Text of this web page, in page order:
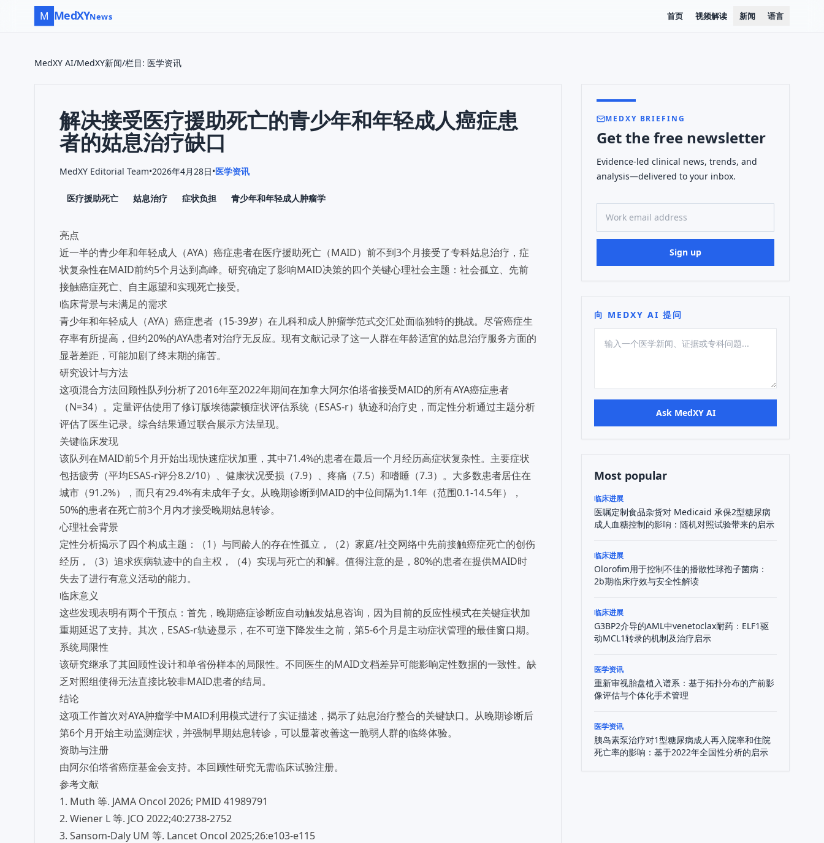
M MedXYNews 首页 视频解读 新闻 语言
MedXY AI/MedXY新闻/栏目: 医学资讯
解决接受医疗援助死亡的青少年和年轻成人癌症患
者的姑息治疗缺口
MedXY Editorial Team•2026年4月28日•医学资讯
医疗援助死亡 姑息治疗 症状负担 青少年和年轻成人肿瘤学
亮点
近一半的青少年和年轻成人（AYA）癌症患者在医疗援助死亡（MAID）前不到3个月接受了专科姑息治疗，症
状复杂性在MAID前约5个月达到高峰。研究确定了影响MAID决策的四个关键心理社会主题：社会孤立、先前
接触癌症死亡、自主愿望和实现死亡接受。
临床背景与未满足的需求
青少年和年轻成人（AYA）癌症患者（15-39岁）在儿科和成人肿瘤学范式交汇处面临独特的挑战。尽管癌症生
存率有所提高，但约20%的AYA患者对治疗无反应。现有文献记录了这一人群在年龄适宜的姑息治疗服务方面的
显著差距，可能加剧了终末期的痛苦。
研究设计与方法
这项混合方法回顾性队列分析了2016年至2022年期间在加拿大阿尔伯塔省接受MAID的所有AYA癌症患者
（N=34）。定量评估使用了修订版埃德蒙顿症状评估系统（ESAS-r）轨迹和治疗史，而定性分析通过主题分析
评估了医生记录。综合结果通过联合展示方法呈现。
关键临床发现
该队列在MAID前5个月开始出现快速症状加重，其中71.4%的患者在最后一个月经历高症状复杂性。主要症状
包括疲劳（平均ESAS-r评分8.2/10）、健康状况受损（7.9）、疼痛（7.5）和嗜睡（7.3）。大多数患者居住在
城市（91.2%），而只有29.4%有未成年子女。从晚期诊断到MAID的中位间隔为1.1年（范围0.1-14.5年），
50%的患者在死亡前3个月内才接受晚期姑息转诊。
心理社会背景
定性分析揭示了四个构成主题：（1）与同龄人的存在性孤立，（2）家庭/社交网络中先前接触癌症死亡的创伤
经历，（3）追求疾病轨迹中的自主权，（4）实现与死亡的和解。值得注意的是，80%的患者在提供MAID时
失去了进行有意义活动的能力。
临床意义
这些发现表明有两个干预点：首先，晚期癌症诊断应自动触发姑息咨询，因为目前的反应性模式在关键症状加
重期延迟了支持。其次，ESAS-r轨迹显示，在不可逆下降发生之前，第5-6个月是主动症状管理的最佳窗口期。
系统局限性
该研究继承了其回顾性设计和单省份样本的局限性。不同医生的MAID文档差异可能影响定性数据的一致性。缺
乏对照组使得无法直接比较非MAID患者的结局。
结论
这项工作首次对AYA肿瘤学中MAID利用模式进行了实证描述，揭示了姑息治疗整合的关键缺口。从晚期诊断后
第6个月开始主动监测症状，并强制早期姑息转诊，可以显著改善这一脆弱人群的临终体验。
资助与注册
由阿尔伯塔省癌症基金会支持。本回顾性研究无需临床试验注册。
参考文献
1. Muth 等. JAMA Oncol 2026; PMID 41989791
2. Wiener L 等. JCO 2022;40:2738-2752
3. Sansom-Daly UM 等. Lancet Oncol 2025;26:e103-e115
MEDXY BRIEFING
Get the free newsletter
Evidence-led clinical news, trends, and
analysis—delivered to your inbox.
Work email address
Sign up
向 MEDXY AI 提问
Ask MedXY AI
Most popular
临床进展
医嘱定制食品杂货对 Medicaid 承保2型糖尿病
成人血糖控制的影响：随机对照试验带来的启示
临床进展
Olorofim用于控制不佳的播散性球孢子菌病：
2b期临床疗效与安全性解读
临床进展
G3BP2介导的AML中venetoclax耐药：ELF1驱
动MCL1转录的机制及治疗启示
医学资讯
重新审视胎盘植入谱系：基于拓扑分布的产前影
像评估与个体化手术管理
医学资讯
胰岛素泵治疗对1型糖尿病成人再入院率和住院
死亡率的影响：基于2022年全国性分析的启示